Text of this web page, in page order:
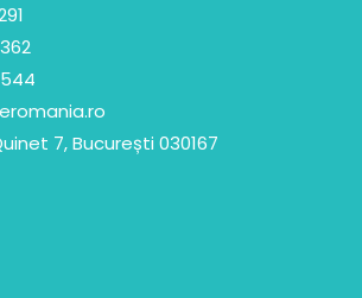
7, București 030167